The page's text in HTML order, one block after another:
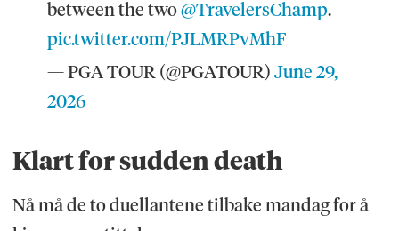
between the two@TravelersChamp.
pic.twitter.com/PJLMRPvMhF
— PGA TOUR (@PGATOUR)June 29,
2026
Klart for sudden death
Nå må de to duellantene tilbake mandag for å